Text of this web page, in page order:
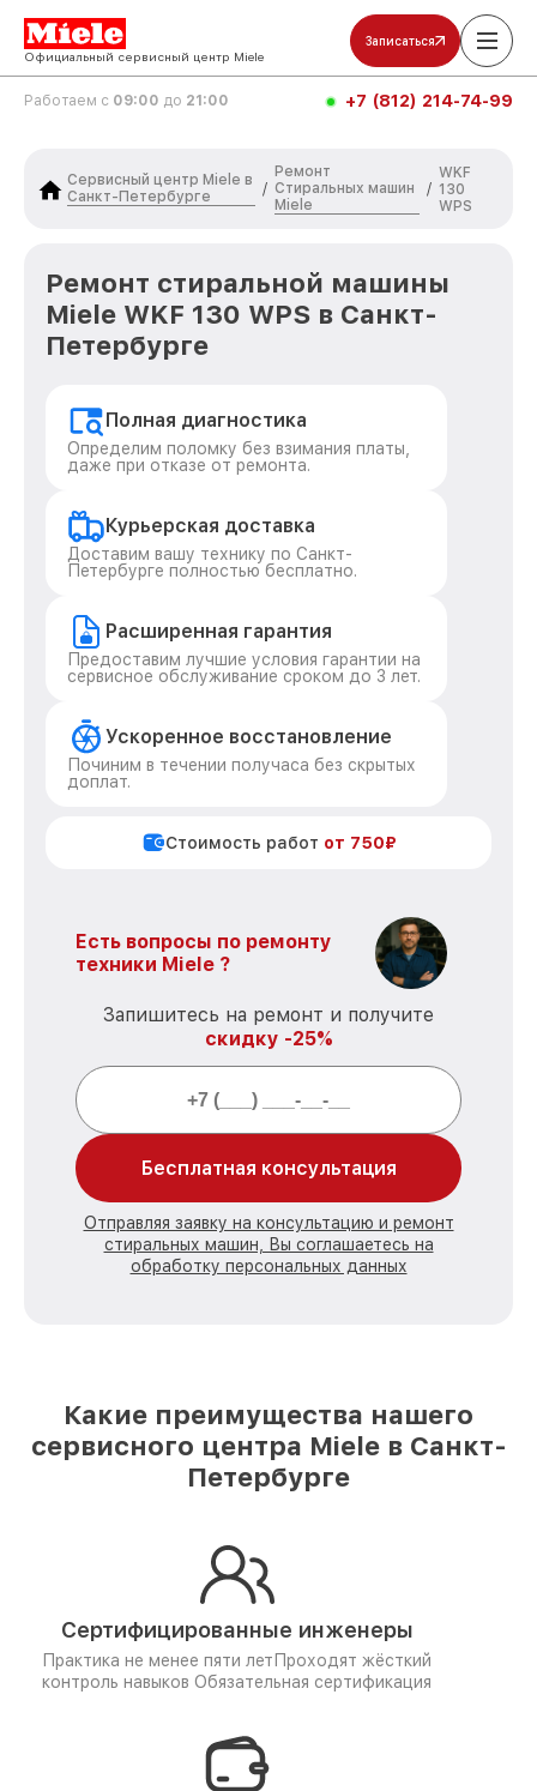
Официальный сервисный центр Miele
Записаться
Работаем с 09:00 до 21:00 +7 (812) 214-74-99
Сервисный центр Miele в
Санкт-Петербурге
/
Ремонт
Стиральных машин
Miele
/
WKF
130
WPS
Ремонт стиральной машины
Miele WKF 130 WPS в Санкт-
Петербурге
Полная диагностика
Определим поломку без взимания платы,
даже при отказе от ремонта.
Курьерская доставка
Доставим вашу технику по Санкт-
Петербурге полностью бесплатно.
Расширенная гарантия
Предоставим лучшие условия гарантии на
сервисное обслуживание сроком до 3 лет.
Ускоренное восстановление
Починим в течении получаса без скрытых
доплат.
Стоимость работ от 750₽
Есть вопросы по ремонту
техники Miele ?
Запишитесь на ремонт и получите
скидку -25%
Бесплатная консультация
Отправляя заявку на консультацию и ремонт
стиральных машин, Вы соглашаетесь на
обработку персональных данных
Какие преимущества нашего
сервисного центра Miele в Санкт-
Петербурге
Сертифицированные инженеры
Практика не менее пяти лет Проходят жёсткий
контроль навыков Обязательная сертификация